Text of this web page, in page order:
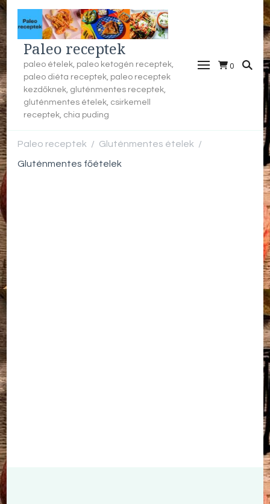
Paleo receptek
paleo ételek, paleo ketogén receptek,
paleo diéta receptek, paleo receptek
kezdőknek, gluténmentes receptek,
gluténmentes ételek, csirkemell
receptek, chia puding
0
Paleo receptek / Gluténmentes ételek /
Gluténmentes főételek